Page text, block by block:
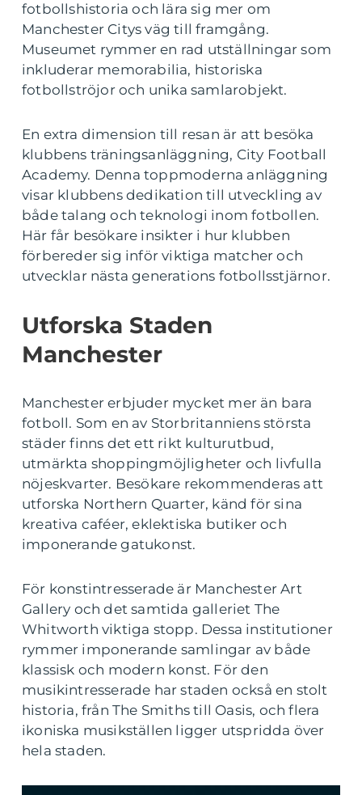
fotbollshistoria och lära sig mer om
Manchester Citys väg till framgång.
Museumet rymmer en rad utställningar som
inkluderar memorabilia, historiska
fotbollströjor och unika samlarobjekt.
En extra dimension till resan är att besöka
klubbens träningsanläggning, City Football
Academy. Denna toppmoderna anläggning
visar klubbens dedikation till utveckling av
både talang och teknologi inom fotbollen.
Här får besökare insikter i hur klubben
förbereder sig inför viktiga matcher och
utvecklar nästa generations fotbollsstjärnor.
Utforska Staden
Manchester
Manchester erbjuder mycket mer än bara
fotboll. Som en av Storbritanniens största
städer finns det ett rikt kulturutbud,
utmärkta shoppingmöjligheter och livfulla
nöjeskvarter. Besökare rekommenderas att
utforska Northern Quarter, känd för sina
kreativa caféer, eklektiska butiker och
imponerande gatukonst.
För konstintresserade är Manchester Art
Gallery och det samtida galleriet The
Whitworth viktiga stopp. Dessa institutioner
rymmer imponerande samlingar av både
klassisk och modern konst. För den
musikintresserade har staden också en stolt
historia, från The Smiths till Oasis, och flera
ikoniska musikställen ligger utspridda över
hela staden.